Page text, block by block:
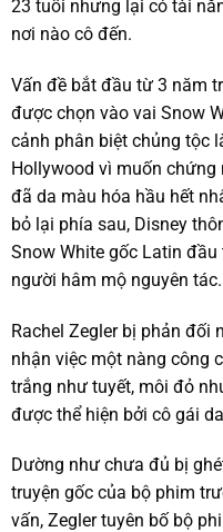
23 tuổi nhưng lại có tài
nơi nào cô đến.
Vấn đề bắt đầu từ 3 năm
được chọn vào vai Snow
cảnh phân biệt chủng tộc
Hollywood vì muốn
đã da màu hóa hầu hết
bỏ lại phía sau, Disney
Snow White gốc Latin
người hâm mộ nguyên tác.
Rachel Zegler bị phản đối
nhận việc một nàng công
trắng như tuyết, môi đỏ
được thể hiện bởi cô gái
Dường như chưa đủ bị
truyện gốc của bộ phim
vấn, Zegler tuyên bố bộ